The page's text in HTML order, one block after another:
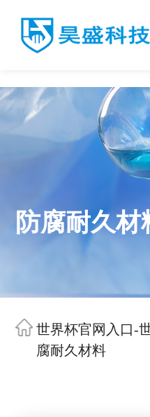
防腐耐久材
世界杯官网入口-
腐耐久材料